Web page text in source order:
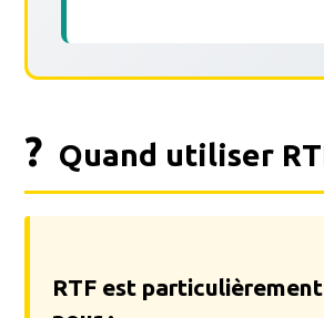
? Quand utiliser
RTF est